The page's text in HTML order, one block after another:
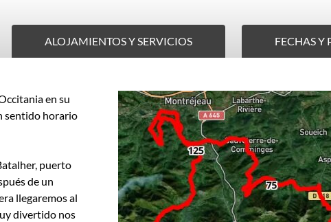
ALOJAMIENTOS Y SERVICIOS FECHAS Y
en su
sentido horario
puerto
de un
llegaremos al
divertido nos